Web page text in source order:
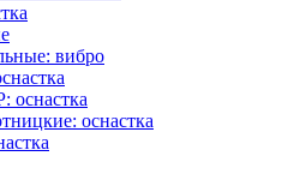
вибро
оснастка
оснастка